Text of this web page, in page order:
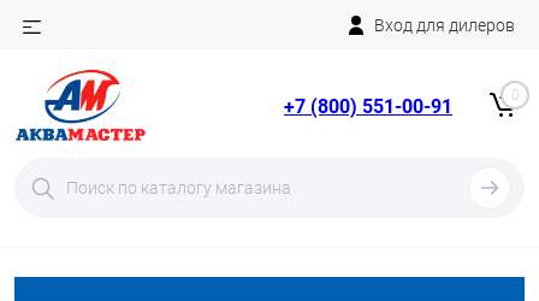
Вход для дилеров
+7 (800) 551-00-91 0